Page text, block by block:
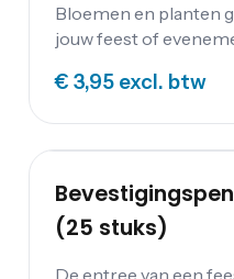
Bloemen en planten
jouw feest of
kunsthangplant is
€ 3,95 excl. btw
(25 stuks)